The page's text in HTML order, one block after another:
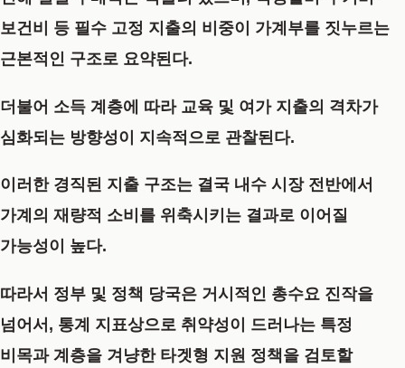
보건비 등 필수 고정 지출의 비중이 가계부를 짓누르는
근본적인 구조로 요약된다.
더불어 소득 계층에 따라 교육 및 여가 지출의 격차가
심화되는 방향성이 지속적으로 관찰된다.
이러한 경직된 지출 구조는 결국 내수 시장 전반에서
가계의 재량적 소비를 위축시키는 결과로 이어질
가능성이 높다.
따라서 정부 및 정책 당국은 거시적인 총수요 진작을
넘어서, 통계 지표상으로 취약성이 드러나는 특정
비목과 계층을 겨냥한 타겟형 지원 정책을 검토할